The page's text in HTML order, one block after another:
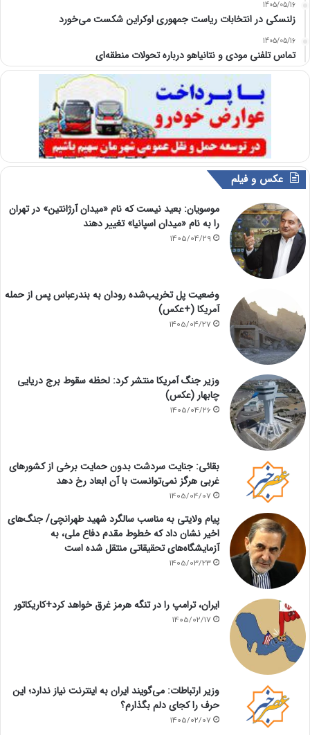
1405/05/16
زلنسکی در انتخابات ریاست جمهوری اوکراین شکست می‌خورد
1405/05/16
تماس تلفنی مودی و نتانیاهو درباره تحولات منطقه‌ای
عکس و فیلم
موسویان: بعید نیست که نام «میدان آرژانتین» در تهران
را به نام «میدان اسپانیا» تغییر دهند
1405/04/29
وضعیت پل تخریب‌شده رودان به بندرعباس پس از حمله
آمریکا (+عکس)
1405/04/27
وزیر جنگ آمریکا منتشر کرد: لحظه سقوط برج دریایی
چابهار (عکس)
1405/04/26
بقائی: جنایت سردشت بدون حمایت برخی از کشورهای
غربی هرگز نمی‌توانست با آن ابعاد رخ دهد
1405/04/07
پیام ولایتی به مناسب سالگرد شهید طهرانچی/ جنگ‌های
اخیر نشان داد که خطوط مقدم دفاع ملی، به
آزمایشگاه‌های تحقیقاتی منتقل شده است
1405/03/23
ایران، ترامپ را در تنگه هرمز غرق خواهد کرد+کاریکاتور
1405/02/17
وزیر ارتباطات: می‌گویند ایران به اینترنت نیاز ندارد؛ این
حرف را کجای دلم بگذارم؟
1405/02/07